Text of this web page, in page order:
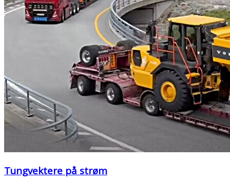
Tungvektere på strøm